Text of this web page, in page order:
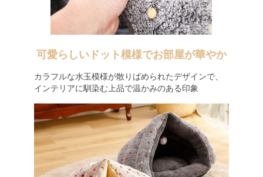
可愛らしいドット模様でお部屋が華やか
カラフルな水玉模様が散りばめられたデザインで、
インテリアに馴染む上品で温かみのある印象